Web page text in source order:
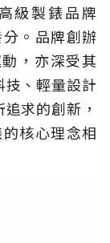
級製錶品牌
。品牌創辦
，亦深受其
、輕量設計
求的創新，
核心理念相